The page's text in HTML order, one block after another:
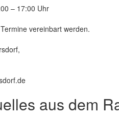
– 17:00 Uhr
vereinbart werden.
aus dem